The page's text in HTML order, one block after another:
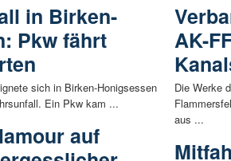
in Birken-
Pkw fährt
sich in Birken-Honigsessen
Ein Pkw kam ...
auf
AK-
Die Werke
aus ...